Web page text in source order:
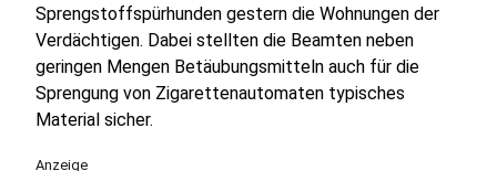
Sprengstoffspürhunden gestern die Wohnungen der
Verdächtigen. Dabei stellten die Beamten neben
geringen Mengen Betäubungsmitteln auch für die
Sprengung von Zigarettenautomaten typisches
Material sicher.
Anzeige